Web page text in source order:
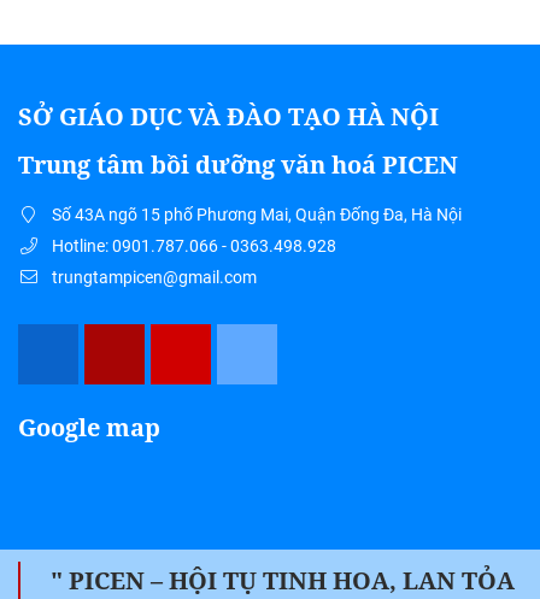
" PICEN – HỘI TỤ TINH HOA, LAN TỎA
SỞ GIÁO DỤC VÀ ĐÀO TẠO HÀ NỘI
Trung tâm bồi dưỡng văn hoá PICEN
Số 43A ngõ 15 phố Phương Mai, Quận Đống Đa, Hà Nội
Hotline: 0901.787.066 - 0363.498.928
trungtampicen@gmail.com
Google map